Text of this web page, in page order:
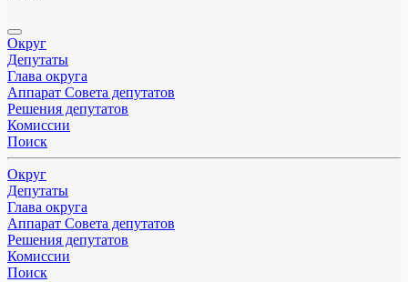
Округ
Депутаты
Глава округа
Аппарат Совета депутатов
Решения депутатов
Комиссии
Поиск
Округ
Депутаты
Глава округа
Аппарат Совета депутатов
Решения депутатов
Комиссии
Поиск